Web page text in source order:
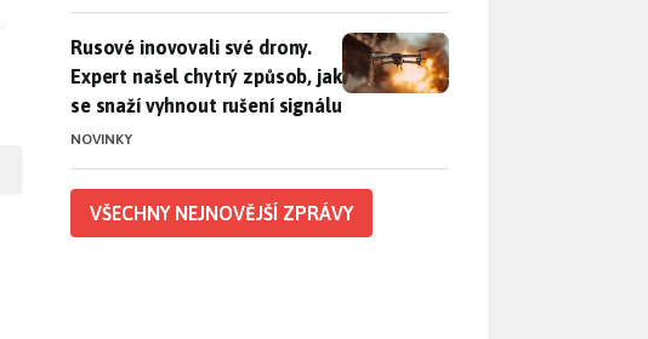
Rusové inovovali své drony. Expert našel chytrý způsob, jak se
Rusové inovovali své drony.
Expert našel chytrý způsob, jak
se snaží vyhnout rušení signálu
NOVINKY
VŠECHNY NEJNOVĚJŠÍ ZPRÁVY